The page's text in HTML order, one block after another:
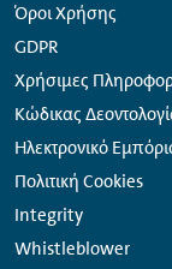
Όροι Χρήσης
GDPR
Χρήσιμες
Κώδικας
Ηλεκτρονικό
Πολιτική Cookies
Integrity
Whistleblower